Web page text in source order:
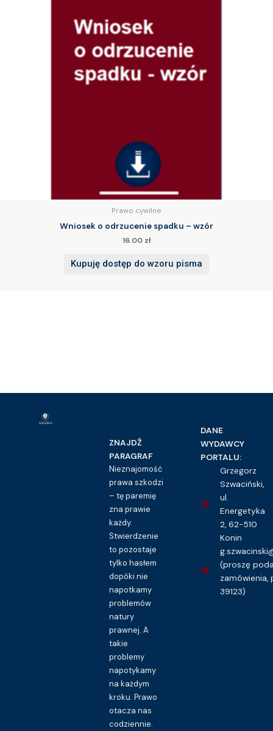
Prawo cywilne
Wniosek o odrzucenie spadku – wzór
16.00 zł
Kupuję dostęp do wzoru pisma
ZNAJDŹ
PARAGRAF
Nieznajomość
prawa szkodzi
– tę paremię
zna prawie
każdy.
Stwierdzenie
to pozostaje
tylko hasłem
dopóki nie
napotkamy
problemów
natury
prawnej. A
takie
problemy
napotykamy
na każdym
kroku. Prawo
otacza nas
codziennie.
DANE
WYDAWCY
PORTALU:
Grzegorz
Szwaciński,
ul.
Energetyka
2, 62-510
Konin
(proszę
zamówienia,
39123)